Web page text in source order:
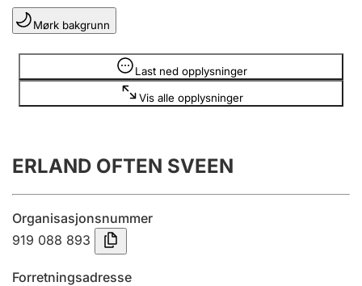
Lag og forening
Registrere, endre, slette
Årsregnskap
Innsending og forsinkelsesgebyr
Tinglysing
Mørk bakgrunn
Last ned opplysninger
Vis alle opplysninger
Opplysninger er skjult
ERLAND OFTEN SVEEN
Organisasjonsnummer
919 088 893
Forretningsadresse